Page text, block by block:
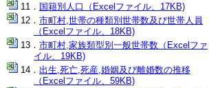
国籍別人口（Excelファイル、17KB)
市町村,世帯の種類別世帯数及び世帯人員
（Excelファイル、18KB)
市町村,家族類型別一般世帯数（Excelファ
イル、19KB)
出生,死亡,死産,婚姻及び離婚数の推移
（Excelファイル、59KB)